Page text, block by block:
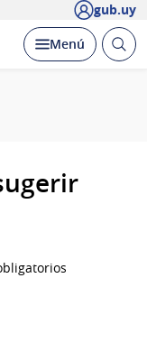
gub.uy
Desplegar
Menú Abrir